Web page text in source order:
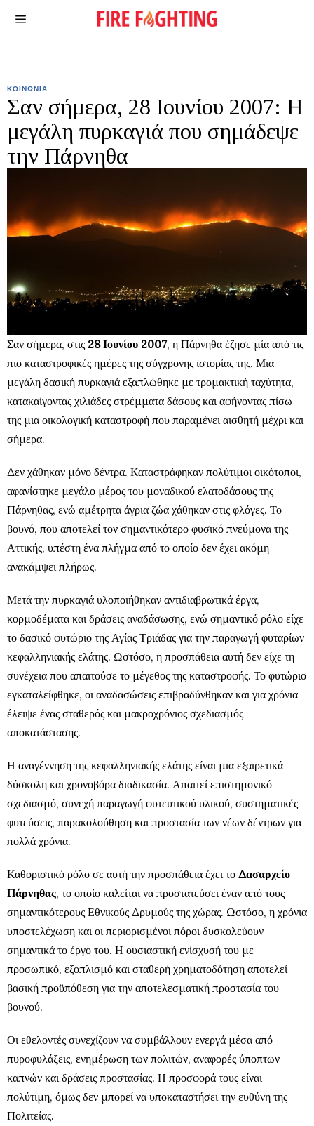
ΚΟΙΝΩΝΙΑ
Σαν σήμερα, 28 Ιουνίου 2007: Η
μεγάλη πυρκαγιά που σημάδεψε
την Πάρνηθα
Σαν σήμερα, στις 28 Ιουνίου 2007, η Πάρνηθα έζησε μία από τις
πιο καταστροφικές ημέρες της σύγχρονης ιστορίας της. Μια
μεγάλη δασική πυρκαγιά εξαπλώθηκε με τρομακτική ταχύτητα,
κατακαίγοντας χιλιάδες στρέμματα δάσους και αφήνοντας πίσω
της μια οικολογική καταστροφή που παραμένει αισθητή μέχρι και
σήμερα.
Δεν χάθηκαν μόνο δέντρα. Καταστράφηκαν πολύτιμοι οικότοποι,
αφανίστηκε μεγάλο μέρος του μοναδικού ελατοδάσους της
Πάρνηθας, ενώ αμέτρητα άγρια ζώα χάθηκαν στις φλόγες. Το
βουνό, που αποτελεί τον σημαντικότερο φυσικό πνεύμονα της
Αττικής, υπέστη ένα πλήγμα από το οποίο δεν έχει ακόμη
ανακάμψει πλήρως.
Μετά την πυρκαγιά υλοποιήθηκαν αντιδιαβρωτικά έργα,
κορμοδέματα και δράσεις αναδάσωσης, ενώ σημαντικό ρόλο είχε
το δασικό φυτώριο της Αγίας Τριάδας για την παραγωγή φυταρίων
κεφαλληνιακής ελάτης. Ωστόσο, η προσπάθεια αυτή δεν είχε τη
συνέχεια που απαιτούσε το μέγεθος της καταστροφής. Το φυτώριο
εγκαταλείφθηκε, οι αναδασώσεις επιβραδύνθηκαν και για χρόνια
έλειψε ένας σταθερός και μακροχρόνιος σχεδιασμός
αποκατάστασης.
Η αναγέννηση της κεφαλληνιακής ελάτης είναι μια εξαιρετικά
δύσκολη και χρονοβόρα διαδικασία. Απαιτεί επιστημονικό
σχεδιασμό, συνεχή παραγωγή φυτευτικού υλικού, συστηματικές
φυτεύσεις, παρακολούθηση και προστασία των νέων δέντρων για
πολλά χρόνια.
Καθοριστικό ρόλο σε αυτή την προσπάθεια έχει το Δασαρχείο
Πάρνηθας, το οποίο καλείται να προστατεύσει έναν από τους
σημαντικότερους Εθνικούς Δρυμούς της χώρας. Ωστόσο, η χρόνια
υποστελέχωση και οι περιορισμένοι πόροι δυσκολεύουν
σημαντικά το έργο του. Η ουσιαστική ενίσχυσή του με
προσωπικό, εξοπλισμό και σταθερή χρηματοδότηση αποτελεί
βασική προϋπόθεση για την αποτελεσματική προστασία του
βουνού.
Οι εθελοντές συνεχίζουν να συμβάλλουν ενεργά μέσα από
πυροφυλάξεις, ενημέρωση των πολιτών, αναφορές ύποπτων
καπνών και δράσεις προστασίας. Η προσφορά τους είναι
πολύτιμη, όμως δεν μπορεί να υποκαταστήσει την ευθύνη της
Πολιτείας.